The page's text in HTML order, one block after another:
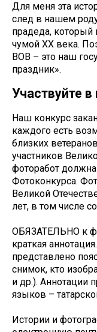
Для меня эта
след в нашем
прадеда, который
чумой XX века.
ВОВ – это наш
праздник».
Участвуйте в
Наш конкурс
каждого есть
близких
участников
фоторабот
Фотоконкурса.
Великой
лет, в том числе
ОБЯЗАТЕЛЬНО к
краткая
представлено
снимок, кто
и др.). Аннотации
языков –
Истории и